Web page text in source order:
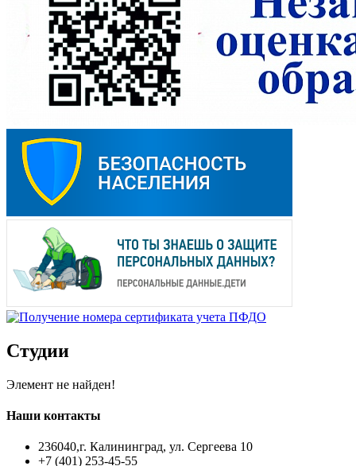
Студии
Элемент не найден!
Наши контакты
236040,г. Калининград, ул. Сергеева 10
+7 (401) 253-45-55